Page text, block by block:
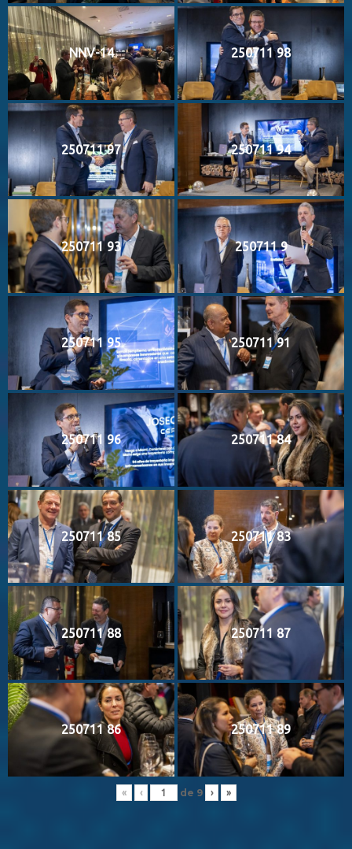
NNV-14 250711 98
250711 97 250711 94
250711 93 250711 9
250711 95 250711 91
250711 96 250711 84
250711 85 250711 83
250711 88 250711 87
250711 86 250711 89
« ‹ de 9 › »